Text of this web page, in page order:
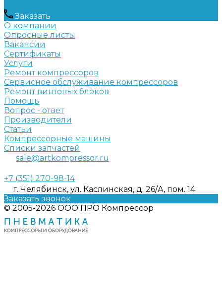
Заказать
О компании
Опросные листы
Вакансии
Сертификаты
Услуги
Ремонт компрессоров
Сервисное обслуживание компрессоров
Ремонт винтовых блоков
Помощь
Вопрос - ответ
Производители
Статьи
Компрессорные машины
Списки запчастей
sale@artkompressor.ru
+7 (351) 270-98-14
г. Челябинск, ул. Каслинская, д. 26/А, пом. 14
Заказать звонок
© 2005-2026 ООО ПРО Компрессор